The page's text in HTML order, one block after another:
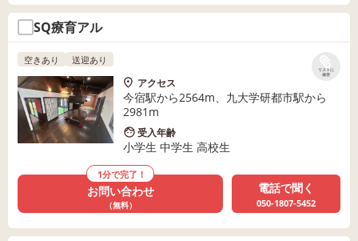
SQ療育アル
リストに
保存
空きあり 送迎あり
アクセス
今宿駅から2564m、九大学研都市駅から
2981m
受入年齢
小学生 中学生 高校生
1分で完了！
お問い合わせ
（無料）
電話で聞く
050-1807-5452